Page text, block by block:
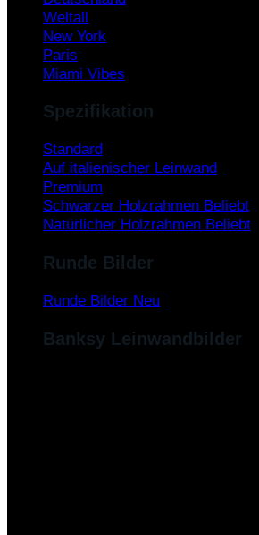
Weltall
New York
Paris
Miami Vibes
Spezifikation
Standard
Auf italienischer Leinwand
Premium
Schwarzer Holzrahmen
Natürlicher Holzrahmen
Runde Bilder
Runde Bilder
Banksy Leinwandbilder